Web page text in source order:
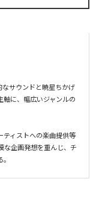
サウンドと暁星ちかげ
軸に、幅広いジャンルの
ティストへの楽曲提供等
な企画発想を重んじ、チ